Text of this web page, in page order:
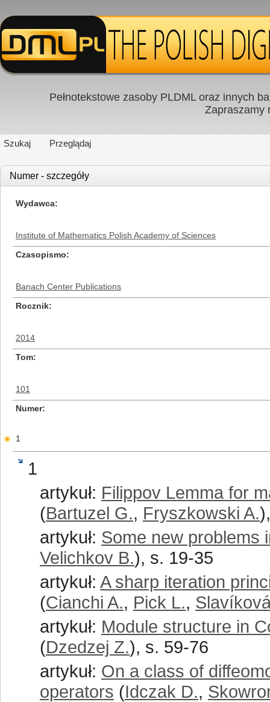
Pełnotekstowe zasoby PLDML oraz innych
Zapraszamy
Szukaj Przeglądaj
Numer - szczegóły
Wydawca
Institute of Mathematics Polish Academy of Sciences
Czasopismo
Banach Center Publications
Rocznik
2014
Tom
101
Numer
1
1
artykuł: Filippov Lemma for
(Bartuzel G., Fryszkowski A.
artykuł: Some new problems
Velichkov B.), s. 19-35
artykuł: A sharp iteration
(Cianchi A., Pick L.,
artykuł: Module structure in
(Dzedzej Z.), s. 59-76
artykuł: On a class of
operators (Idczak D.,